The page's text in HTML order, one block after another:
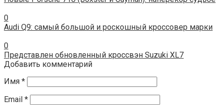
0
Audi Q9: самый большой и роскошный кроссовер марки
0
Представлен обновленный кроссвэн Suzuki XL7
Добавить комментарий
Имя *
Email *